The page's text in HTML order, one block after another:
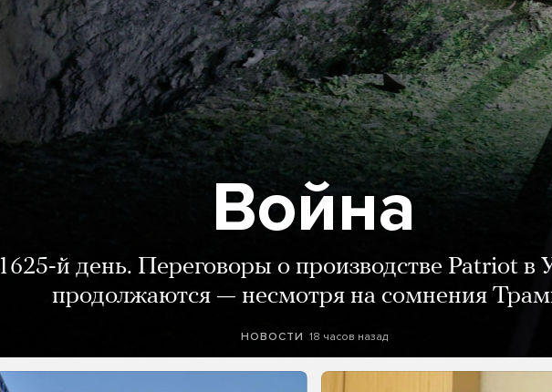
Война
1625-й день. Переговоры о производстве Patriot в
продолжаются — несмотря на сомнения
НОВОСТИ 18 часов назад